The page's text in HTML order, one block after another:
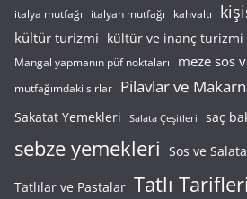
italya mutfağı italyan mutfağı kahvaltı
kültür turizmi kültür ve inanç turizmi
Mangal yapmanın püf noktaları meze sos
mutfağımdaki sırlar Pilavlar ve
Sakatat Yemekleri Salata Çeşitleri saç
sebze yemekleri Sos ve
Tatlılar ve Pastalar Tatlı Tarifleri